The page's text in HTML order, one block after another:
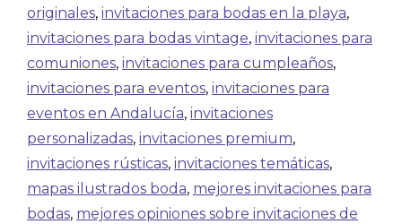
originales, invitaciones para bodas en la playa,
invitaciones para bodas vintage, invitaciones para
comuniones, invitaciones para cumpleaños,
invitaciones para eventos, invitaciones para
eventos en Andalucía, invitaciones
personalizadas, invitaciones premium,
invitaciones rústicas, invitaciones temáticas,
mapas ilustrados boda, mejores invitaciones para
bodas, mejores opiniones sobre invitaciones de